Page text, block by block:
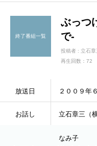
終了番組一覧
ぶっつ
で-
投稿者 : 立石
再生回数：72
放送日 ２００９年
お話し 立石章三（
なみ子